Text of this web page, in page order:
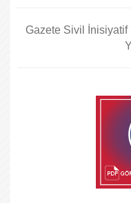
Gazete Sivil İnisiyatif